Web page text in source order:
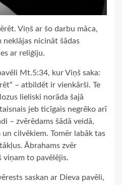
Viņš ar šo darbu māca,
neklājas nicināt šādas
ar reliģiju.
Mt.5:34, kur Viņš saka:
– atbildēt ir vienkārši. Te
lieliski norāda šajā
jeb ticīgais negrēko arī
– zvērēdams šādā veidā,
cilvēkiem. Tomēr labāk tas
Ābrahams zvēr
viņam to pavēlējis.
saskan ar Dieva pavēli,